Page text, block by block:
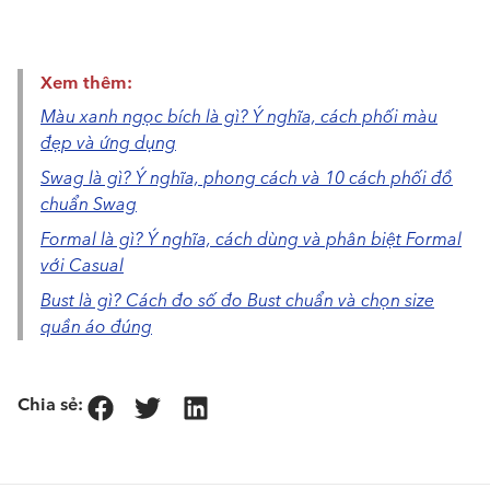
Xem thêm:
Màu xanh ngọc bích là gì? Ý nghĩa, cách phối màu
đẹp và ứng dụng
Swag là gì? Ý nghĩa, phong cách và 10 cách phối đồ
chuẩn Swag
Formal là gì? Ý nghĩa, cách dùng và phân biệt Formal
với Casual
Bust là gì? Cách đo số đo Bust chuẩn và chọn size
quần áo đúng
Chia sẻ: